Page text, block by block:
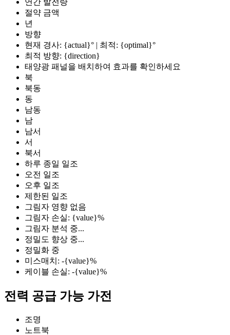
절약 금액
년
방향
현재 경사: {actual}° | 최적: {optimal}°
최적 방향: {direction}
태양광 패널을 배치하여 효과를 확인하세요
북
북동
동
남동
남
남서
서
북서
하루 종일 일조
오전 일조
오후 일조
제한된 일조
그림자 영향 없음
그림자 손실: {value}%
그림자 분석 중...
정밀도 향상 중...
정밀화 중
미스매치: -{value}%
케이블 손실: -{value}%
전력 공급 가능 가전
조명
노트북